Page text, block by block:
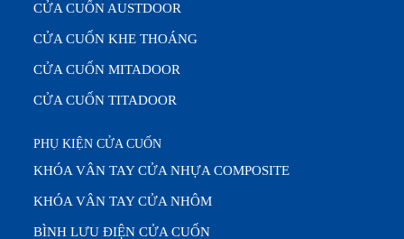
CỬA CUỐN AUSTDOOR
CỬA CUỐN KHE THOÁNG
CỬA CUỐN MITADOOR
CỬA CUỐN TITADOOR
PHỤ KIỆN CỬA CUỐN
KHÓA VÂN TAY CỬA NHỰA COMPOSITE
KHÓA VÂN TAY CỬA NHÔM
BÌNH LƯU ĐIỆN CỬA CUỐN